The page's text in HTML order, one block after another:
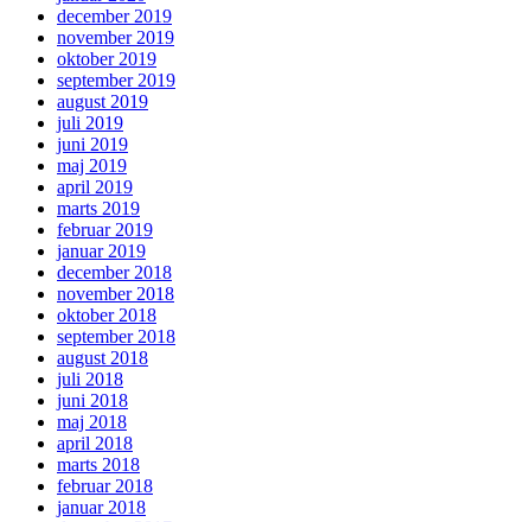
december 2019
november 2019
oktober 2019
september 2019
august 2019
juli 2019
juni 2019
maj 2019
april 2019
marts 2019
februar 2019
januar 2019
december 2018
november 2018
oktober 2018
september 2018
august 2018
juli 2018
juni 2018
maj 2018
april 2018
marts 2018
februar 2018
januar 2018